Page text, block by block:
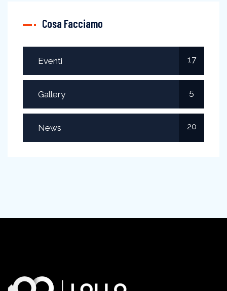
Cosa Facciamo
Eventi 17
Gallery 5
News 20